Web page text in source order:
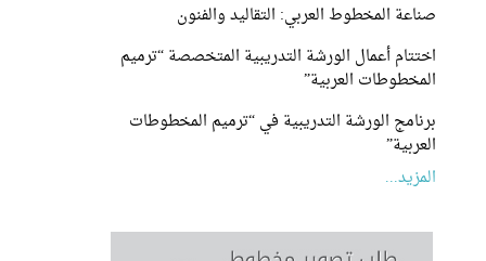
صناعة المخطوط العربي: التقاليد والفنون
اختتام أعمال الورشة التدريبية المتخصصة “ترميم
المخطوطات العربية”
برنامج الورشة التدريبية في “ترميم المخطوطات
العربية”
المزيد...